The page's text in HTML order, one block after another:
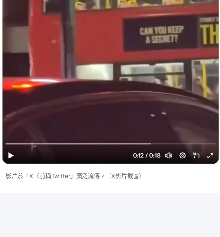
影片於「X（前稱Twitter」廣泛流傳。（X影片截圖）